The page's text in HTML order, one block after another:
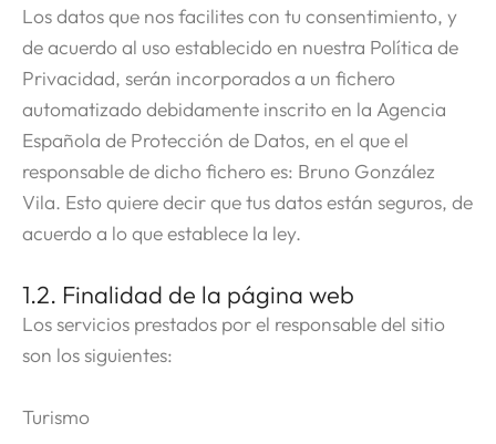
Los datos que nos facilites con tu consentimiento, y
de acuerdo al uso establecido en nuestra Política de
Privacidad, serán incorporados a un fichero
automatizado debidamente inscrito en la Agencia
Española de Protección de Datos, en el que el
responsable de dicho fichero es: Bruno González
Vila. Esto quiere decir que tus datos están seguros, de
acuerdo a lo que establece la ley.
1.2. Finalidad de la página web
Los servicios prestados por el responsable del sitio
son los siguientes:
Turismo